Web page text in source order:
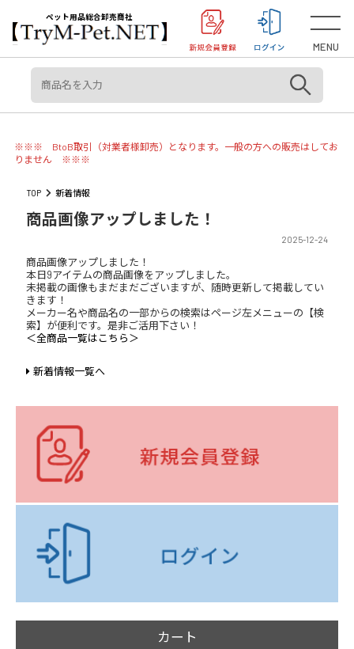
＜重要＞【オリジン】【アカナ】販売元変更のご案内
ペット用品総合卸売商社
MENU
※※※ BtoB取引（対業者様卸売）となります。一般の方への販売はしてお
りません ※※※
TOP 新着情報
商品画像アップしました！
2025-12-24
商品画像アップしました！
本日9アイテムの商品画像をアップしました。
未掲載の画像もまだまだございますが、随時更新して掲載してい
きます！
メーカー名や商品名の一部からの検索はページ左メニューの【検
索】が便利です。是非ご活用下さい！
＜全商品一覧はこちら＞
新着情報一覧へ
カート